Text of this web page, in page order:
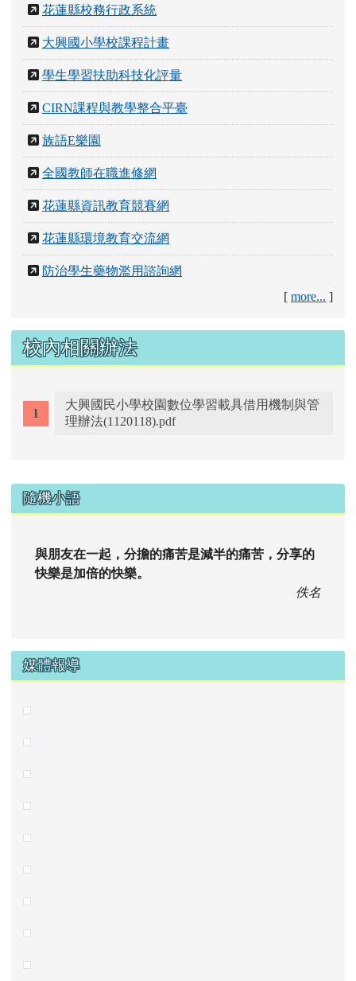
花蓮縣校務行政系統
大興國小學校課程計畫
學生學習扶助科技化評量
CIRN課程與教學整合平臺
族語E樂園
全國教師在職進修網
花蓮縣資訊教育競賽網
花蓮縣環境教育交流網
防治學生藥物濫用諮詢網
[ more... ]
校內相關辦法
大興國民小學校園數位學習載具借用機制與管
理辦法(1120118).pdf
右邊區域內容
隨機小語
與朋友在一起，分擔的痛苦是減半的痛苦，分享的
快樂是加倍的快樂。
佚名
媒體報導